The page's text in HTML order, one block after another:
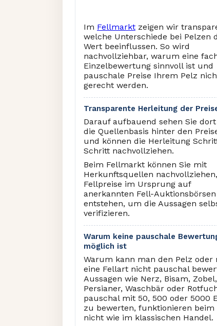
Im Fellmarkt zeigen wir
welche Unterschiede bei Pelzen
Wert beeinflussen. So wird
nachvollziehbar, warum eine
Einzelbewertung sinnvoll ist und
pauschale Preise Ihrem Pelz
gerecht werden.
Transparente Herleitung der
Darauf aufbauend sehen Sie
die Quellenbasis hinter den
und können die Herleitung
Schritt nachvollziehen.
Beim Fellmarkt können Sie mit
Herkunftsquellen
Fellpreise im Ursprung auf
anerkannten Fell-Auktionsbörsen
entstehen, um die Aussagen
verifizieren.
Warum keine pauschale
möglich ist
Warum kann man den Pelz oder
eine Fellart nicht pauschal
Aussagen wie Nerz, Bisam, Zobel,
Persianer, Waschbär oder
pauschal mit 50, 500 oder 5000
zu bewerten, funktionieren beim
nicht wie im klassischen Handel.